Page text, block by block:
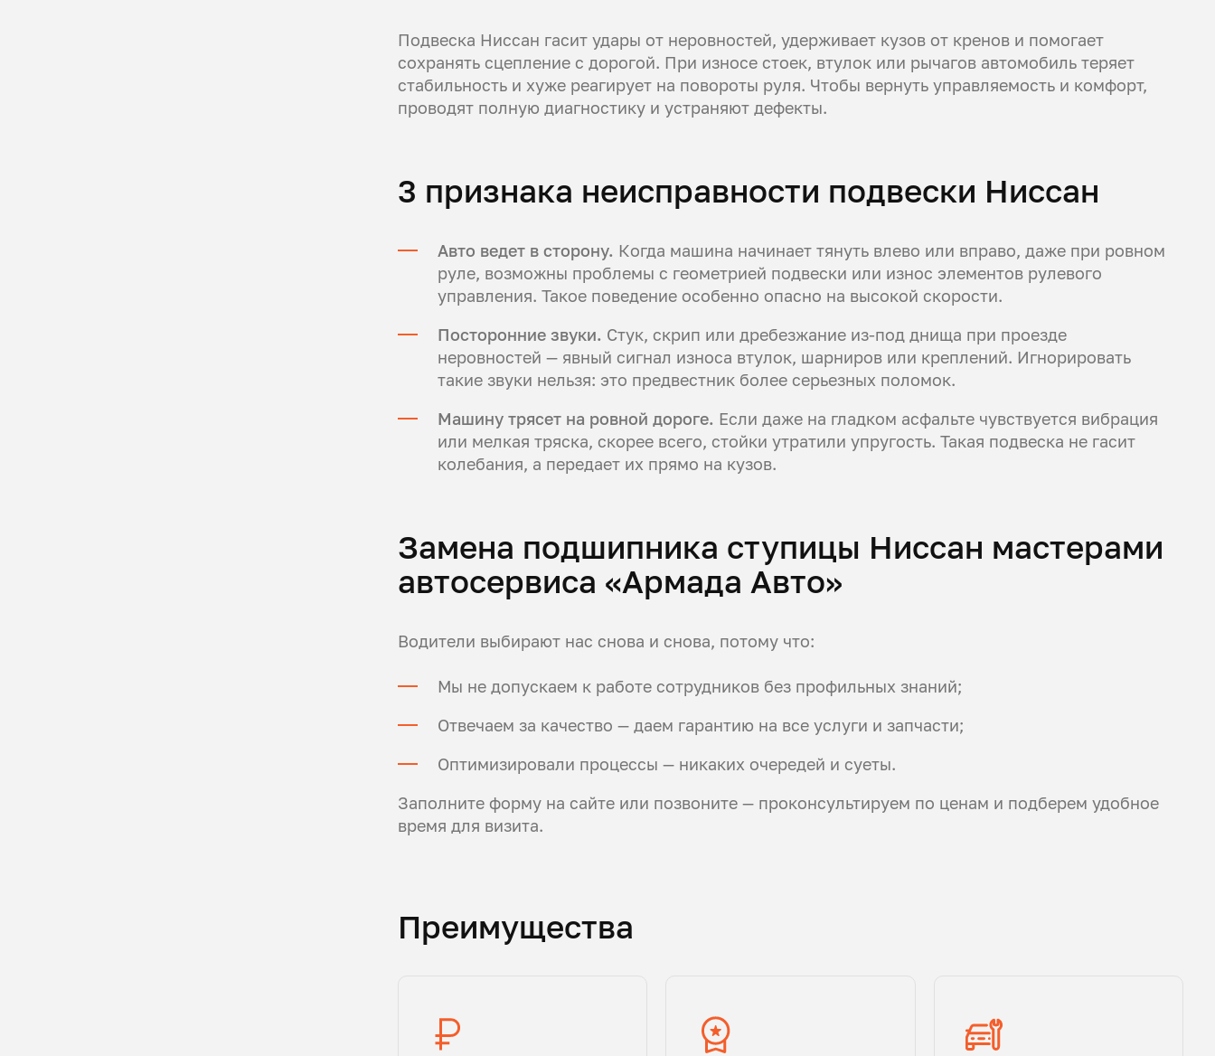
Подвеска Ниссан гасит удары от неровностей, удерживает кузов от кренов и помогает
сохранять сцепление с дорогой. При износе стоек, втулок или рычагов автомобиль теряет
стабильность и хуже реагирует на повороты руля. Чтобы вернуть управляемость и комфорт,
проводят полную диагностику и устраняют дефекты.
3 признака неисправности подвески Ниссан
Авто ведет в сторону. Когда машина начинает тянуть влево или вправо, даже при ровном
руле, возможны проблемы с геометрией подвески или износ элементов рулевого
управления. Такое поведение особенно опасно на высокой скорости.
Посторонние звуки. Стук, скрип или дребезжание из-под днища при проезде
неровностей — явный сигнал износа втулок, шарниров или креплений. Игнорировать
такие звуки нельзя: это предвестник более серьезных поломок.
Машину трясет на ровной дороге. Если даже на гладком асфальте чувствуется вибрация
или мелкая тряска, скорее всего, стойки утратили упругость. Такая подвеска не гасит
колебания, а передает их прямо на кузов.
Замена подшипника ступицы Ниссан мастерами
автосервиса «Армада Авто»
Водители выбирают нас снова и снова, потому что:
Мы не допускаем к работе сотрудников без профильных знаний;
Отвечаем за качество — даем гарантию на все услуги и запчасти;
Оптимизировали процессы — никаких очередей и суеты.
Заполните форму на сайте или позвоните — проконсультируем по ценам и подберем удобное
время для визита.
Преимущества